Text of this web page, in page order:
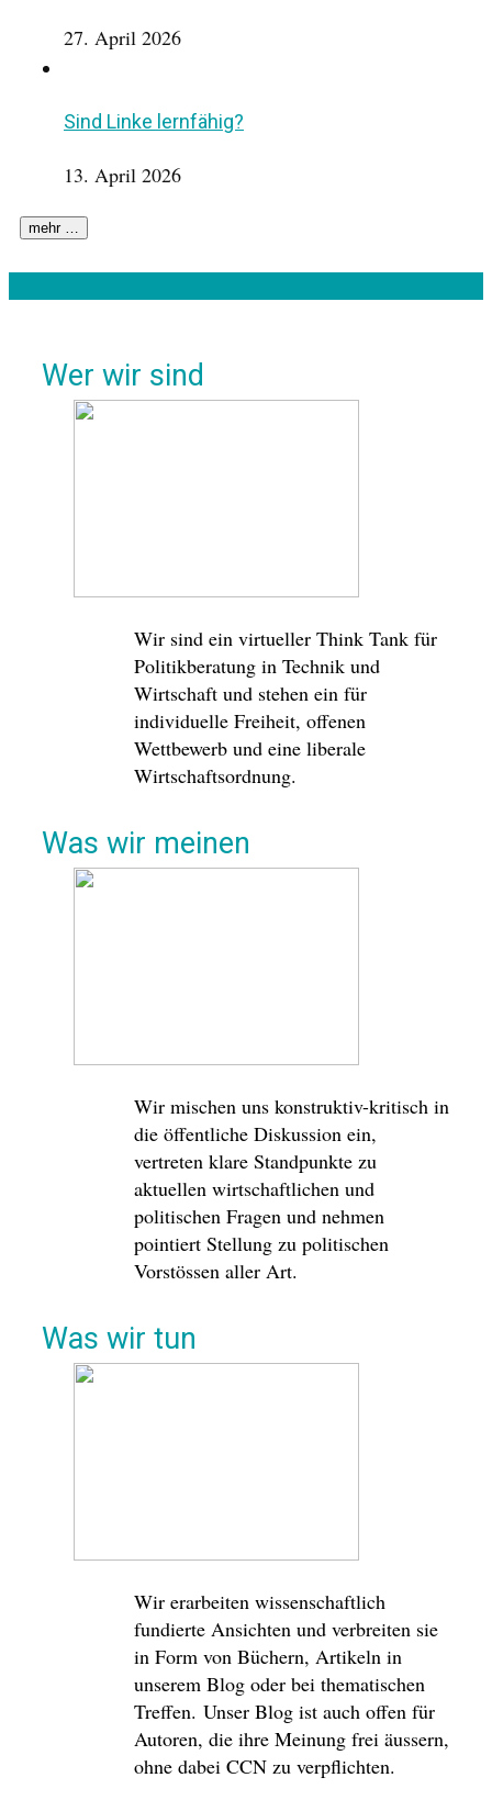
27. April 2026
Sind Linke lernfähig?
13. April 2026
Wer wir sind
Wir sind ein virtueller Think Tank für
Politikberatung in Technik und
Wirtschaft und stehen ein für
individuelle Freiheit, offenen
Wettbewerb und ​eine liberale
Wirtschaftsordnung.
Was wir meinen
Wir mischen uns konstruktiv-kritisch in
die öffentliche Diskussion ein,
vertreten klare Standpunkte zu
aktuellen wirtschaftlichen und
politischen Fragen und nehmen
pointiert Stellung zu politischen
Vorstössen aller Art.
Was wir tun
Wir erarbeiten wissenschaftlich
fundierte Ansichten und verbreiten sie
in Form von Büchern, Artikeln in
unserem Blog oder bei thematischen
Treffen. Unser Blog ist auch offen für
Autoren, die ihre Meinung frei äussern,
ohne dabei CCN zu verpflichten.